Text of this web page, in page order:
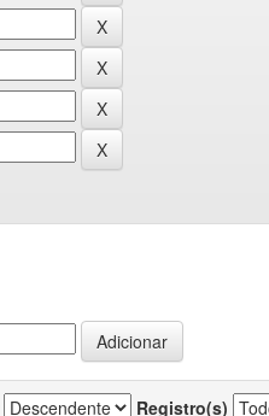
Registro(s)